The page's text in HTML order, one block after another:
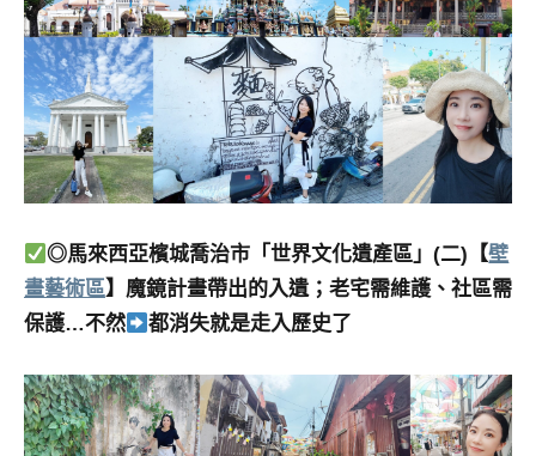
◎馬來西亞檳城喬治市「世界文化遺產區」(二)【壁
畫藝術區】魔鏡計畫帶出的入遺；老宅需維護、社區需
保護…不然
都消失就是走入歷史了